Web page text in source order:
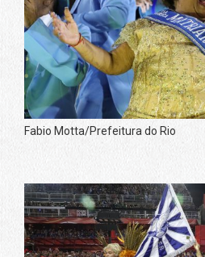
Fabio Motta/Prefeitura do Rio